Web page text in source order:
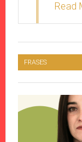
Read
FRASES